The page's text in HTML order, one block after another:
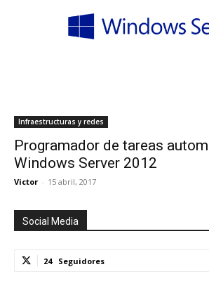
Infraestructuras y redes
Programador de tareas
Windows Server 2012
Victor - 15 abril, 2017
Social Media
24 Seguidores